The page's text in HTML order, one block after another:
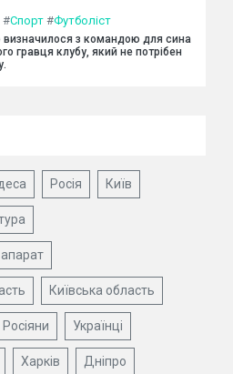
#Спорт #Футболіст
з командою для сина
гравця клубу, який не потрібен
Росія Київ
апарат
Київська область
Росіяни Українці
Харків Дніпро